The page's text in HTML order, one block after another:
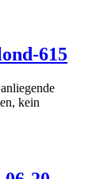
615
kein